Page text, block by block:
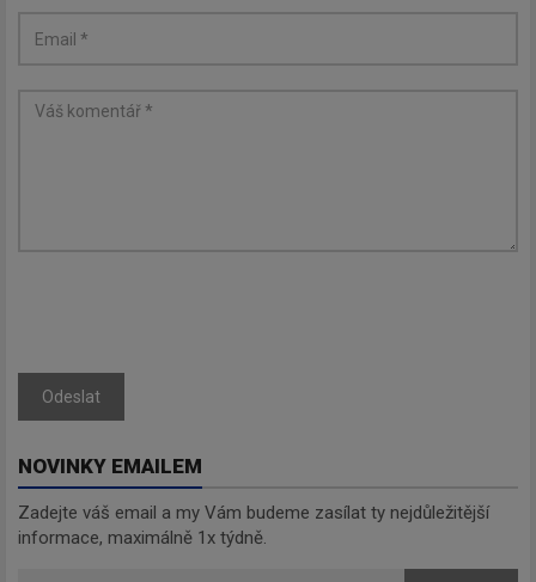
Odeslat
NOVINKY EMAILEM
Zadejte váš email a my Vám budeme zasílat ty nejdůležitější
informace, maximálně 1x týdně.